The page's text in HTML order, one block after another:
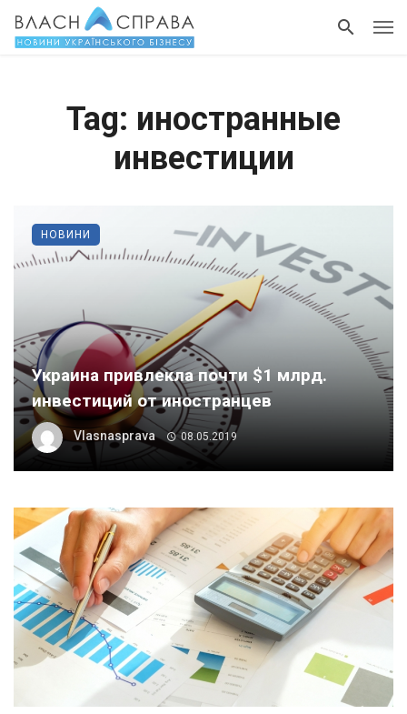
Tag: иностранные
инвестиции
Украина привлекла почти $1 млрд.
инвестиций от иностранцев
Vlasnasprava 08.05.2019
НОВИНИ